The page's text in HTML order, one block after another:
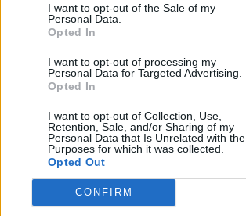
I want to opt-out of the Sale of my
Personal Data.
Opted In
I want to opt-out of processing my
Personal Data for Targeted Advertising.
Opted In
I want to opt-out of Collection, Use,
Retention, Sale, and/or Sharing of my
Personal Data that Is Unrelated with the
Purposes for which it was collected.
Opted Out
CONFIRM
Ειδήσεις